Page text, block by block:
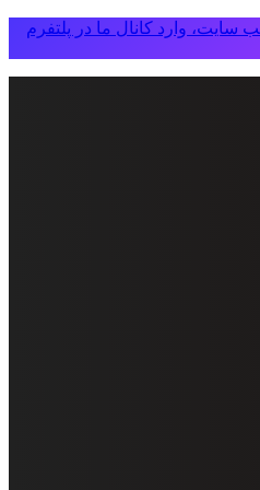
وارد کانال ما در پلتفرم